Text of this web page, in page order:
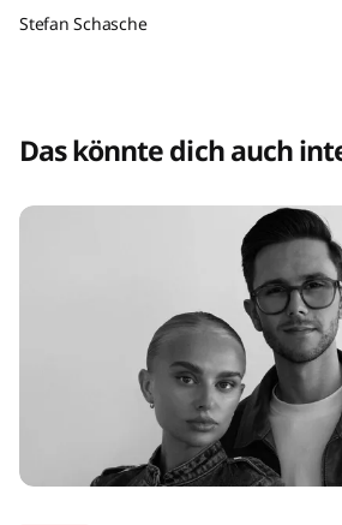
Stefan Schasche
Das könnte dich auch